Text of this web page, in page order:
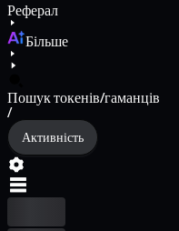
Реферал
Більше
Пошук токенів/гаманців
/
Активність